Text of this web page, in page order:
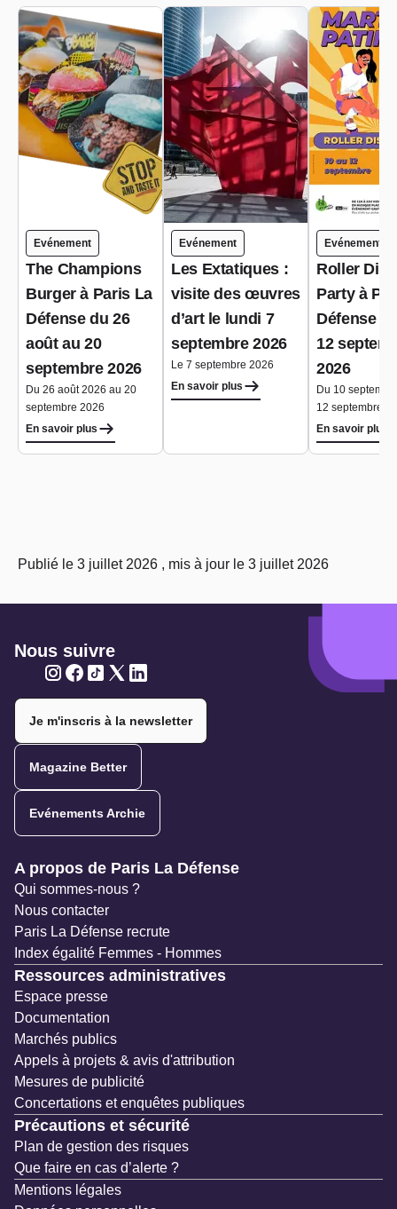
Evénement
The Champions
Burger à Paris La
Défense du 26
août au 20
septembre 2026
Du 26 août 2026 au 20
septembre 2026
En savoir plus
Evénement
Les Extatiques :
visite des œuvres
d’art le lundi 7
septembre 2026
Le 7 septembre 2026
En savoir plus
Evénement
Roller
Party à
Défense
12
2026
Du 10
12 septembre
En savoir plus
Publié le 3 juillet 2026 , mis à jour le 3 juillet 2026
Nous suivre
Je m'inscris à la newsletter
Magazine Better
Evénements Archie
Navigation secondaire
A propos de Paris La Défense
Qui sommes-nous ?
Nous contacter
Paris La Défense recrute
Index égalité Femmes - Hommes
Ressources administratives
Espace presse
Documentation
Marchés publics
Appels à projets & avis d'attribution
Mesures de publicité
Concertations et enquêtes publiques
Précautions et sécurité
Plan de gestion des risques
Que faire en cas d’alerte ?
Mentions légales